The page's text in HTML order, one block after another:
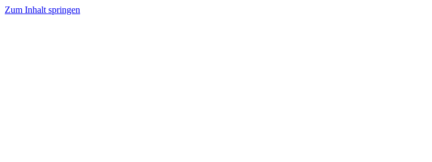
Zum Inhalt springen